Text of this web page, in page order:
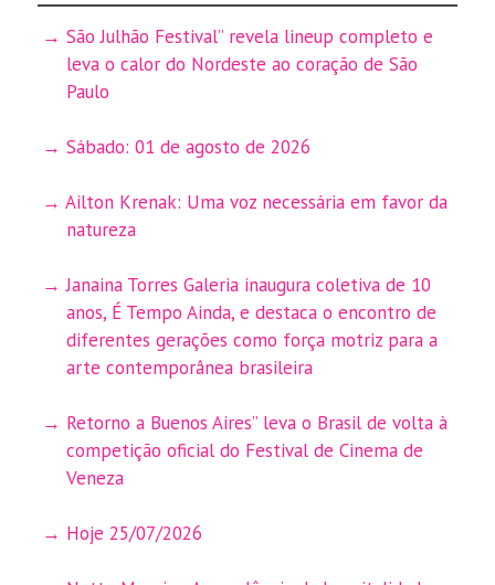
São Julhão Festival” revela lineup completo e
leva o calor do Nordeste ao coração de São
Paulo
Sábado: 01 de agosto de 2026
Ailton Krenak: Uma voz necessária em favor da
natureza
Janaina Torres Galeria inaugura coletiva de 10
anos, É Tempo Ainda, e destaca o encontro de
diferentes gerações como força motriz para a
arte contemporânea brasileira
Retorno a Buenos Aires” leva o Brasil de volta à
competição oficial do Festival de Cinema de
Veneza
Hoje 25/07/2026